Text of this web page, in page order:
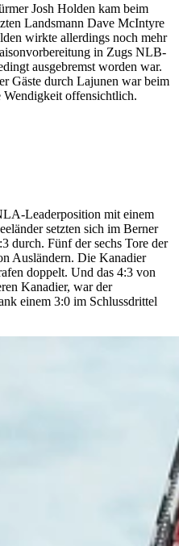
Josh Holden kam beim
Landsmann Dave McIntyre
wirkte allerdings noch mehr
in Zugs NLB-
ausgebremst worden war.
Gäste durch Lajunen war beim
offensichtlich.
Leaderposition mit einem
setzten sich im Berner
durch. Fünf der sechs Tore der
Ausländern. Die Kanadier
doppelt. Und das 4:3 von
Kanadier, war der
einem 3:0 im Schlussdrittel